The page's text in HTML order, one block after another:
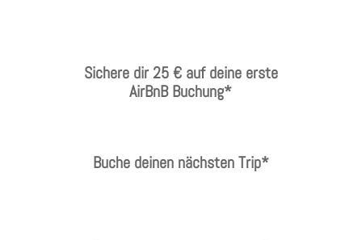
Sichere dir 25 € auf deine erste
AirBnB Buchung*
Buche deinen nächsten Trip*